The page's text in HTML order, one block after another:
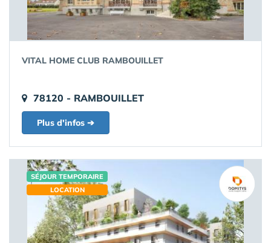
VITAL HOME CLUB RAMBOUILLET
78120 - RAMBOUILLET
Plus d'infos ➔
SÉJOUR TEMPORAIRE
LOCATION